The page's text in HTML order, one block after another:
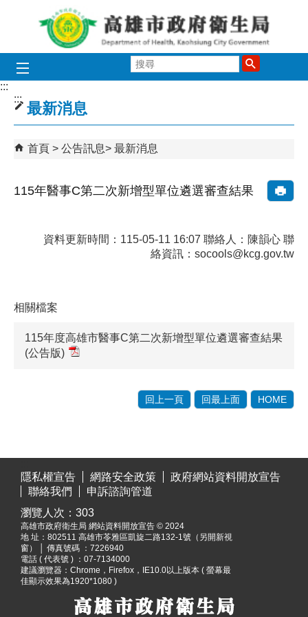
跳到主要內容區塊
尋
:::
:::
最新消息
首頁 公告訊息 最新消息
115年醫事C第二次新增型單位遴選審查結果
資料更新時間：115-05-11 16:07 聯絡人：陳韻心 聯
絡資訊：socools@kcg.gov.tw
相關檔案
115年度高雄市醫事C第二次新增型單位遴選審查結果
(公告版)
回上一頁 回最上面 HOME
隱私權宣告
網路安全政策
政府網站資料開放宣告
聯絡我們
申訴諮詢管道
瀏覽人次： 303
高雄市政府衛生局 網站資料開放宣告 © 2024
地 址： 802511 高雄市苓雅區凱旋二路132-1號（另開新視
窗）
│ 傳真號碼 ：7226940
電話 ( 代表號 ) ：07-7134000
建議瀏覽器：Chrome，Firefox，IE10.0以上版本 ( 螢幕最
佳顯示效果為1920*1080 )